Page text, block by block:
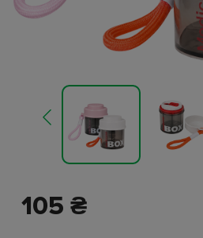
105 ₴